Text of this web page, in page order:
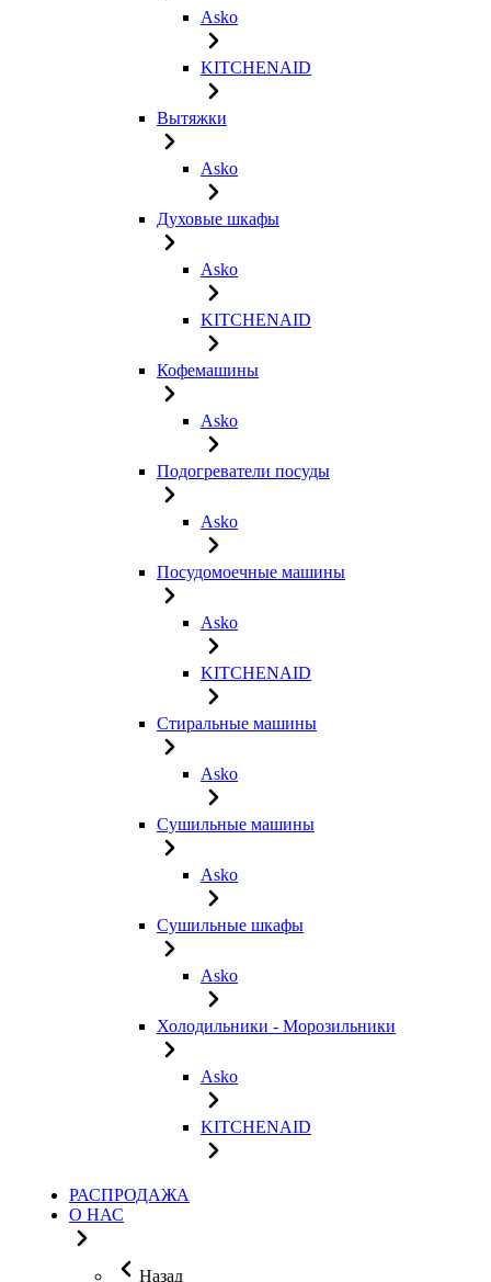
Asko
KITCHENAID
Вытяжки
Asko
Духовые шкафы
Asko
KITCHENAID
Кофемашины
Asko
Подогреватели посуды
Asko
Посудомоечные машины
Asko
KITCHENAID
Стиральные машины
Asko
Сушильные машины
Asko
Сушильные шкафы
Asko
Холодильники - Морозильники
Asko
KITCHENAID
РАСПРОДАЖА
О НАС
Назад